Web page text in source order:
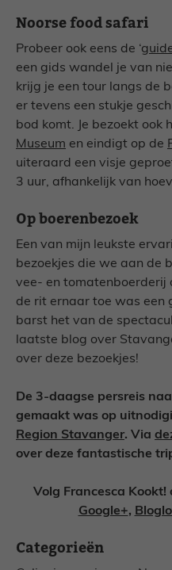
Noorse food safari
Probeer ook eens de ‘
een gids wandel je van
krijg je een tour langs de
er tevens een stukje
bod komt. Je bezoekt ook
Museum en eindigt op de
uiteraard een visje
3 uur, afhankelijk van
Op boerenbezoek
Een van mijn leukste
bezoekjes die we aan de
vee- en tomatenboerderij
de rit ernaar toe was een
barst het van de
laatste blog over
over deze bezoekjes!
De 3-daagse persreis
gemaakt was op
Region Stavanger. Via
over deze fantastische
Volg Francesca Kookt!
Google+,
Categorieën